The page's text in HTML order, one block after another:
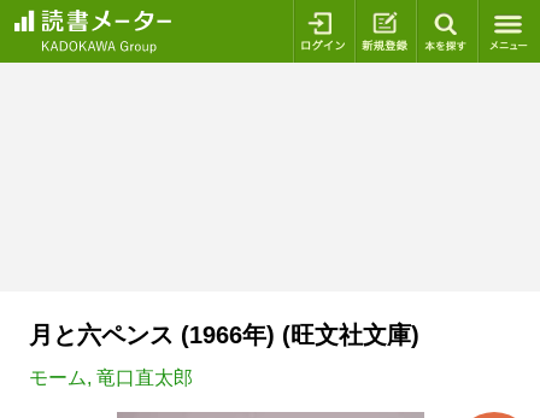
ログイン 新規登録
月と六ペンス (1966年) (旺文社文庫)
モーム, 竜口直太郎